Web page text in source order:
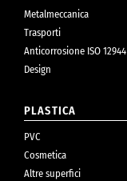
Metalmeccanica
Trasporti
Anticorrosione ISO 12944
Design
PLASTICA
PVC
Cosmetica
Altre superfici